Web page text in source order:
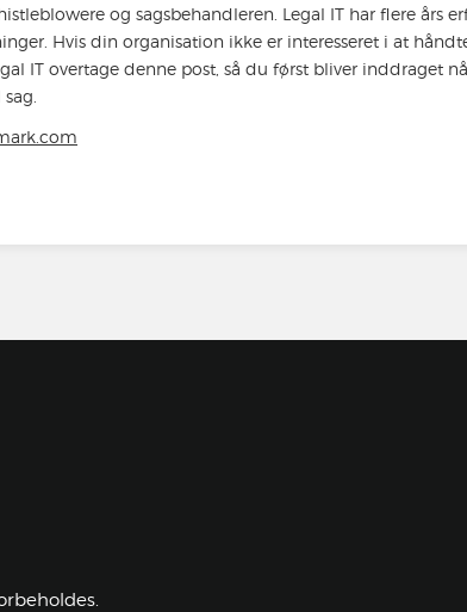
og sagsbehandleren. Legal IT har flere års
Hvis din organisation ikke er interesseret i at
IT overtage denne post, så du først bliver inddraget